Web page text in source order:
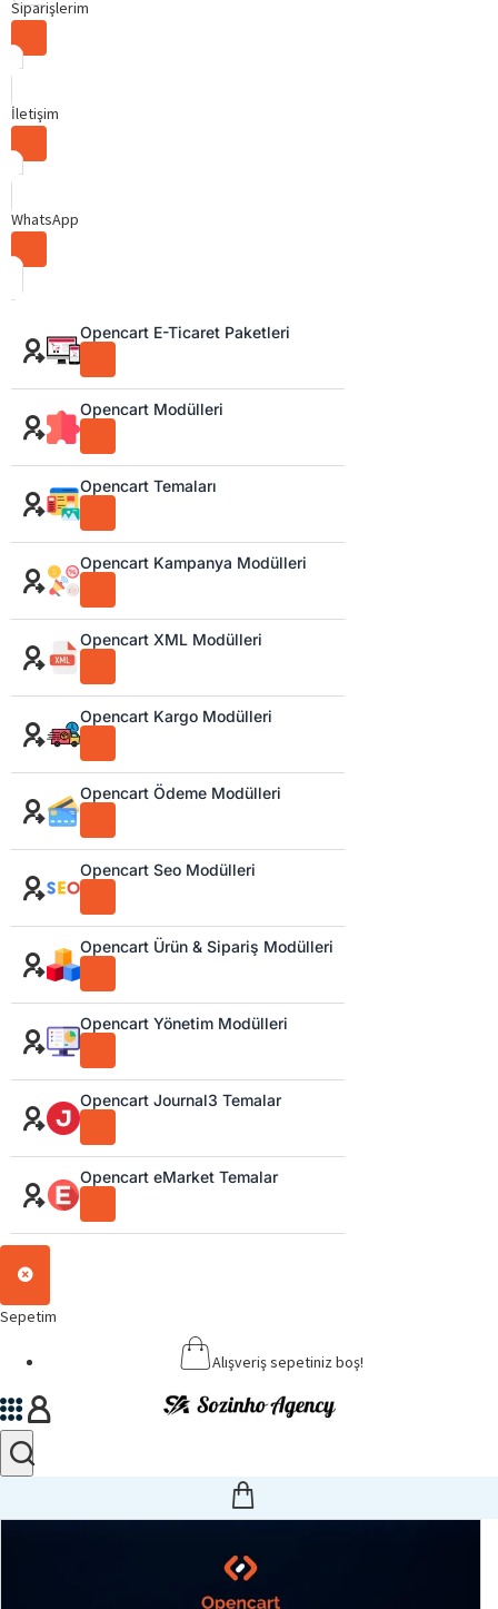
Siparişlerim
İletişim
WhatsApp
Opencart E-Ticaret Paketleri
Opencart Modülleri
Opencart Temaları
Opencart Kampanya Modülleri
Opencart XML Modülleri
Opencart Kargo Modülleri
Opencart Ödeme Modülleri
Opencart Seo Modülleri
Opencart Ürün & Sipariş Modülleri
Opencart Yönetim Modülleri
Opencart Journal3 Temalar
Opencart eMarket Temalar
Sepetim
Alışveriş sepetiniz boş!